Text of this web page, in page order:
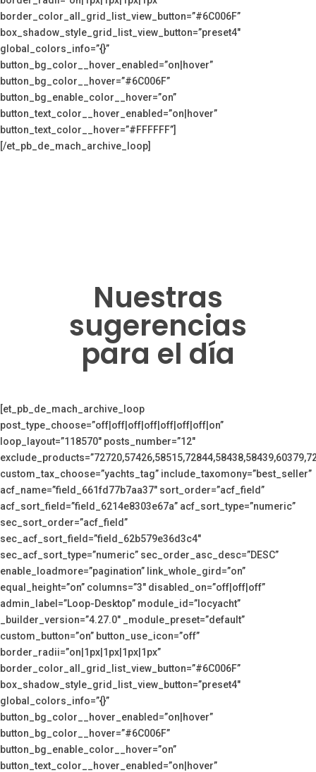
border_color_all_grid_list_view_button=”#6C006F”
box_shadow_style_grid_list_view_button=”preset4″
global_colors_info=”{}”
button_bg_color__hover_enabled=”on|hover”
button_bg_color__hover=”#6C006F”
button_bg_enable_color__hover=”on”
button_text_color__hover_enabled=”on|hover”
button_text_color__hover=”#FFFFFF”]
[/et_pb_de_mach_archive_loop]
Nuestras
sugerencias
para el día
[et_pb_de_mach_archive_loop
post_type_choose=”off|off|off|off|off|off|off|on”
loop_layout=”118570″ posts_number=”12″
custom_tax_choose=”yachts_tag” include_taxomony=”best_seller”
acf_name=”field_661fd77b7aa37″ sort_order=”acf_field”
acf_sort_field=”field_6214e8303e67a” acf_sort_type=”numeric”
sec_sort_order=”acf_field”
sec_acf_sort_field=”field_62b579e36d3c4″
sec_acf_sort_type=”numeric” sec_order_asc_desc=”DESC”
enable_loadmore=”pagination” link_whole_gird=”on”
equal_height=”on” columns=”3″ disabled_on=”off|off|off”
admin_label=”Loop-Desktop” module_id=”locyacht”
_builder_version=”4.27.0″ _module_preset=”default”
custom_button=”on” button_use_icon=”off”
border_radii=”on|1px|1px|1px|1px”
border_color_all_grid_list_view_button=”#6C006F”
box_shadow_style_grid_list_view_button=”preset4″
global_colors_info=”{}”
button_bg_color__hover_enabled=”on|hover”
button_bg_color__hover=”#6C006F”
button_bg_enable_color__hover=”on”
button_text_color__hover_enabled=”on|hover”